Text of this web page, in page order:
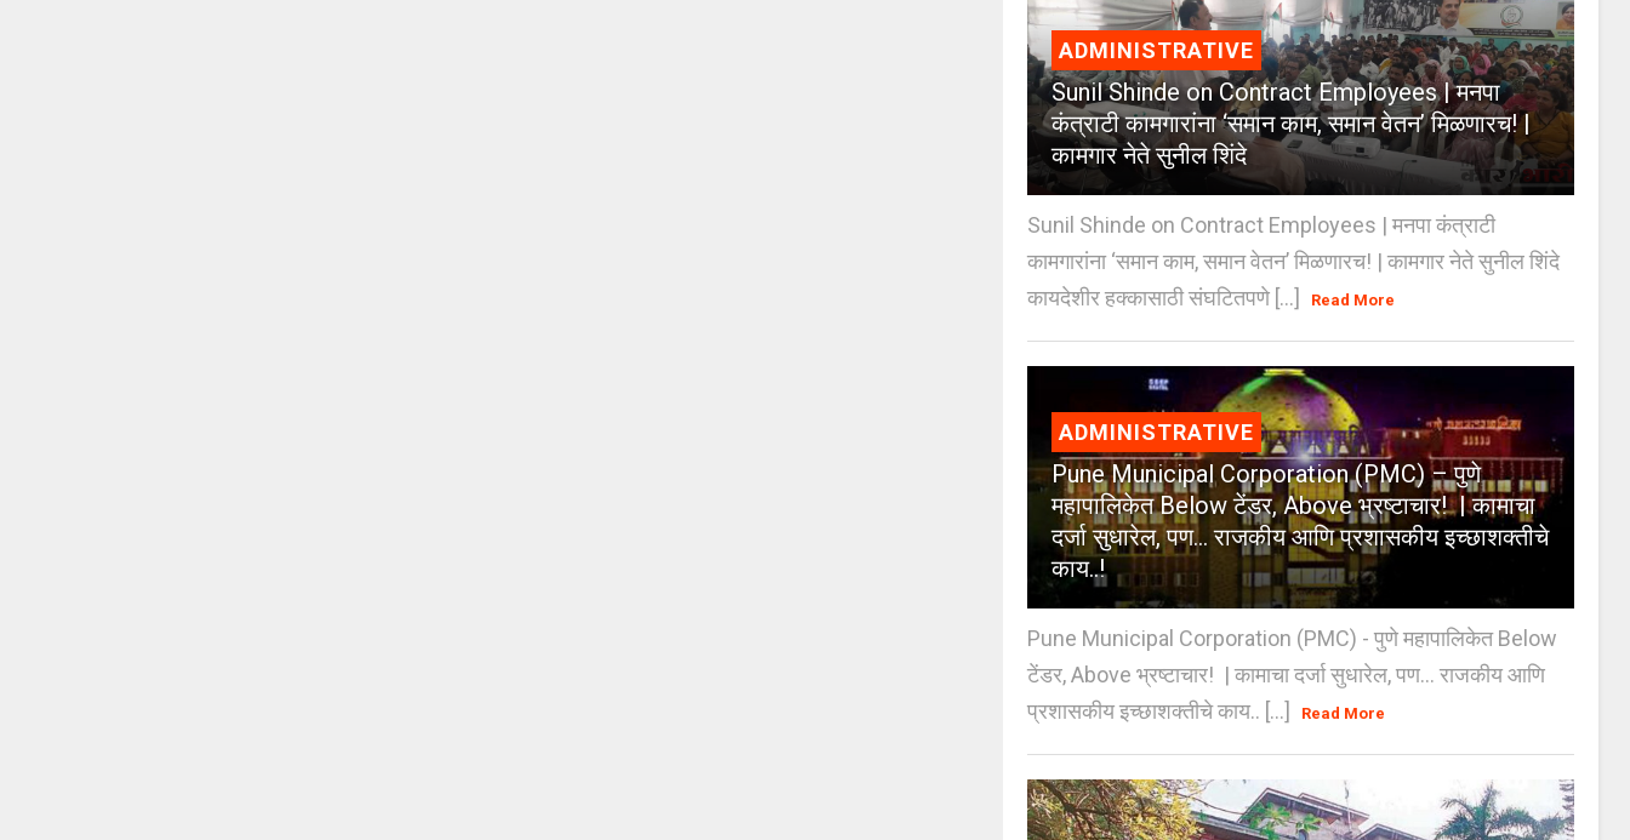
ADMINISTRATIVE
Sunil Shinde on Contract Employees | मनपा
कंत्राटी कामगारांना ‘समान काम, समान वेतन’ मिळणारच! |
कामगार नेते सुनील शिंदे
Sunil Shinde on Contract Employees | मनपा कंत्राटी
कामगारांना ‘समान काम, समान वेतन’ मिळणारच! | कामगार नेते सुनील शिंदे
कायदेशीर हक्कासाठी संघटितपणे [...]
Read More
ADMINISTRATIVE
Pune Municipal Corporation (PMC) – पुणे
महापालिकेत Below टेंडर, Above भ्रष्टाचार! | कामाचा
दर्जा सुधारेल, पण… राजकीय आणि प्रशासकीय इच्छाशक्तीचे
काय..!
Pune Municipal Corporation (PMC) - पुणे महापालिकेत Below
टेंडर, Above भ्रष्टाचार! | कामाचा दर्जा सुधारेल, पण… राजकीय आणि
प्रशासकीय इच्छाशक्तीचे काय.. [...]
Read More